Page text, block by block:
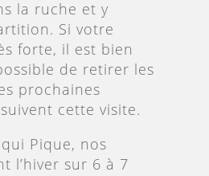
la ruche et y
Si votre
forte, il est bien
de retirer les
prochaines
cette visite.
Pique, nos
l’hiver sur 6 à 7